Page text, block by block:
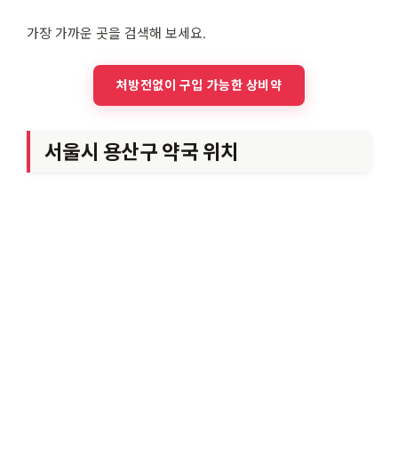
가장 가까운 곳을 검색해 보세요.
처방전없이 구입 가능한 상비약
서울시 용산구 약국 위치